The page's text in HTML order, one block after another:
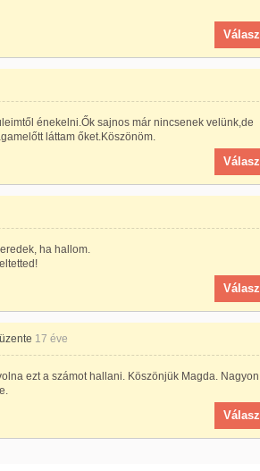
Válasz
énekelni.Ők sajnos már nincsenek velünk,de
láttam őket.Köszönöm.
Válasz
ha hallom.
Válasz
üzente 17 éve
ezt a számot hallani. Köszönjük Magda. Nagyon
Válasz